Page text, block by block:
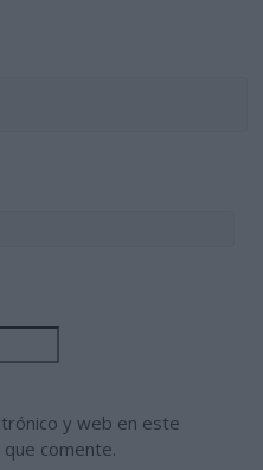
y web en este
comente.